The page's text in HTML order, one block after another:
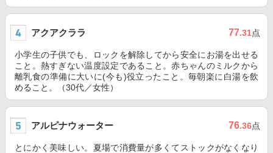
アクアクララ 77.31点
小学生の子供でも、ロックを解除してから安全にお湯を出せる
こと。熱すぎない温度設定であること。赤ちゃんのミルクから
離乳食の準備に大いに(今も)役立ったこと。毎朝楽に白湯を飲
めること。（30代／女性）
アルピナウォーター 76.36点
とにかく美味しい。夏場で消費量が多くてストックがなくなり